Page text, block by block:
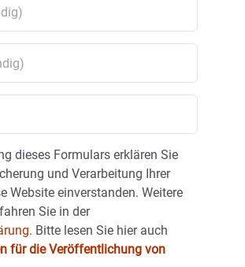
dieses Formulars erklären Sie
und Verarbeitung Ihrer
Website einverstanden. Weitere
Sie in der
Bitte lesen Sie hier auch
für die Veröffentlichung von